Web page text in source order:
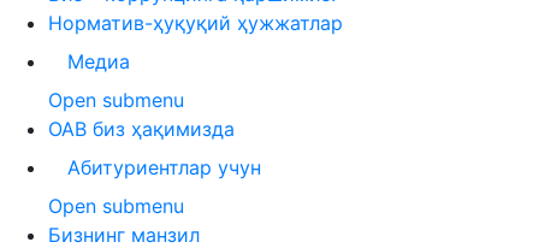
Норматив-ҳуқуқий ҳужжатлар
Медиа
Open submenu
ОАВ биз ҳақимизда
Абитуриентлар учун
Open submenu
Бизнинг манзил